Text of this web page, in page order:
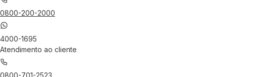
0800-200-2000
4000-1695
Atendimento ao cliente
0800-701-2523